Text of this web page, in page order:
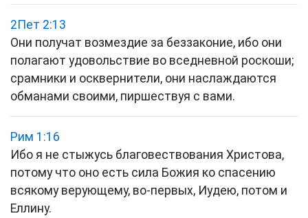
2Пет 2:13
Они получат возмездие за беззаконие, ибо они
полагают удовольствие во вседневной роскоши;
срамники и осквернители, они наслаждаются
обманами своими, пиршествуя с вами.
Рим 1:16
Ибо я не стыжусь благовествования Христова,
потому что оно есть сила Божия ко спасению
всякому верующему, во-первых, Иудею, потом и
Еллину.